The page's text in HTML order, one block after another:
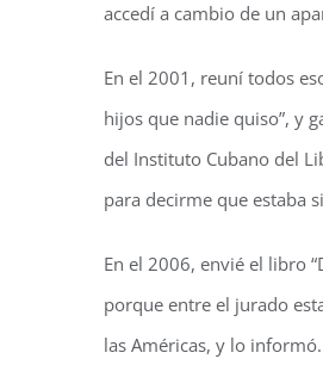
accedí a cambio de un
En el 2001, reuní todos
hijos que nadie quiso”, y
del Instituto Cubano del
para decirme que estaba
En el 2006, envié el libro
porque entre el jurado
las Américas, y lo informó.